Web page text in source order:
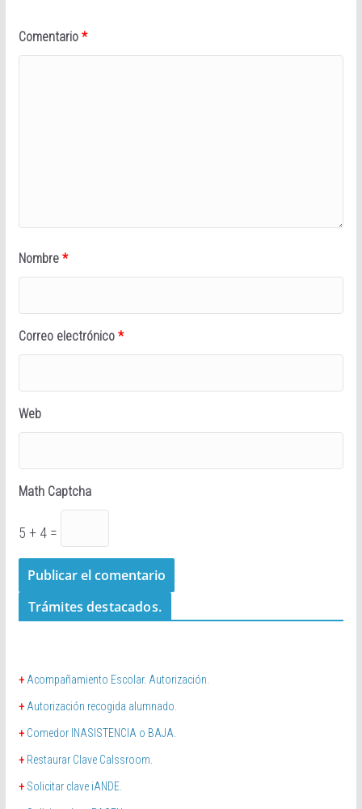
Comentario *
Nombre *
Correo electrónico *
Web
Math Captcha
5 + 4 =
Trámites destacados.
+ Acompañamiento Escolar. Autorización.
+ Autorización recogida alumnado.
+ Comedor INASISTENCIA o BAJA.
+ Restaurar Clave Calssroom.
+ Solicitar clave iANDE.